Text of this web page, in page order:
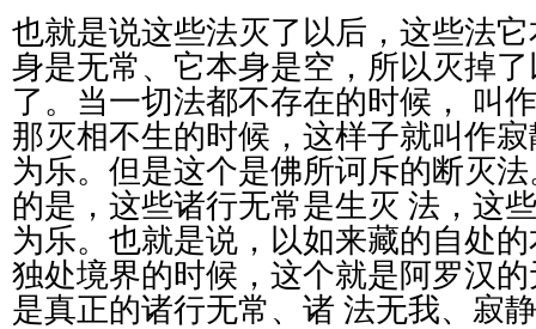
也就是说这些法灭了以后，这些法
身是无常、它本身是空，所以灭掉
了。当一切法都不存在的时候，
叫
那灭相不生的时候，这样子就叫作
为乐。但是这个是佛所诃斥的断灭
的是，这些诸行无常是生灭 法，这
为乐。也就是说，以如来藏的自处
独处境界的时候，这个就是阿罗汉
是真正的诸行无常、诸 法无我、寂